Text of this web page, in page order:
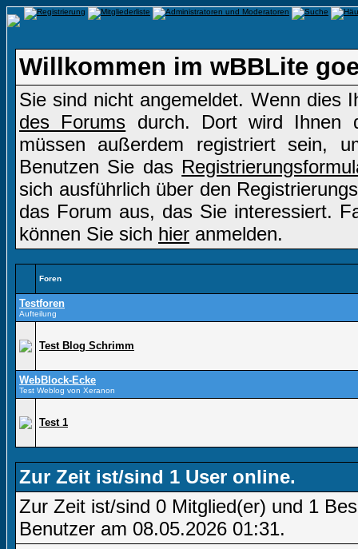
Willkommen im wBBLite
Sie sind nicht angemeldet. Wenn
des Forums durch. Dort wird Ihnen
müssen außerdem registriert sein,
Benutzen Sie das
sich ausführlich über den
das Forum aus, das Sie interessiert.
können Sie sich hier anmelden.
Foren
Testforen
Aufteilung
Test Blog Schrimm
WebBlock-Ecke
Test Weblog von Xeranon
Test 1
Zur Zeit ist/sind 1 User online.
Zur Zeit ist/sind 0 Mitglied(er) und 1
Benutzer am 08.05.2026 01:31.